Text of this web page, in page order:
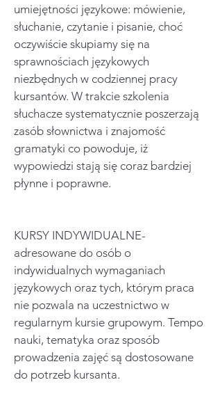
umiejętności językowe: mówienie,
słuchanie, czytanie i pisanie, choć
oczywiście skupiamy się na
sprawnościach językowych
niezbędnych w codziennej pracy
kursantów. W trakcie szkolenia
słuchacze systematycznie poszerzają
zasób słownictwa i znajomość
gramatyki co powoduje, iż
wypowiedzi stają się coraz bardziej
płynne i poprawne.
KURSY INDYWIDUALNE-
adresowane do osób o
indywidualnych wymaganiach
językowych oraz tych, którym praca
nie pozwala na uczestnictwo w
regularnym kursie grupowym. Tempo
nauki, tematyka oraz sposób
prowadzenia zajęć są dostosowane
do potrzeb kursanta.